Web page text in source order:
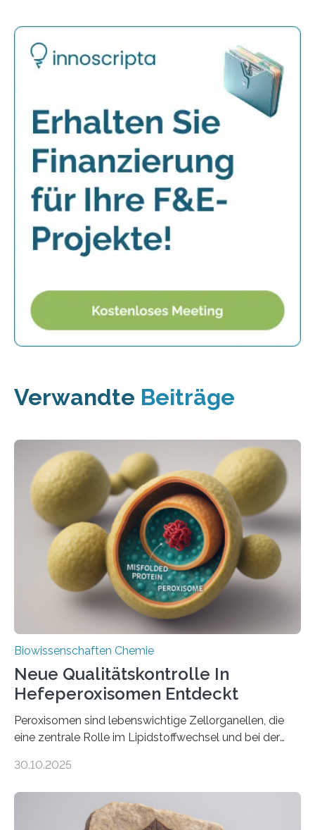
Verwandte Beiträge
Biowissenschaften Chemie
Neue Qualitätskontrolle In
Hefeperoxisomen Entdeckt
Peroxisomen sind lebenswichtige Zellorganellen, die
eine zentrale Rolle im Lipidstoffwechsel und bei der
erfüllen können, müssen zahlreiche Enzyme präzise in
der Ruhr-Universität Bochum um Prof. Dr. Ralf Erdmann
und Dr. Ismaila Francis Yusuf hat nun einen bislang
30.10.2025